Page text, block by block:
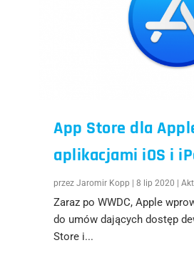
App Store dla
aplikacjami iOS i
przezJaromir Kopp |8 lip 2020 |
Zaraz po WWDC, Apple
do umów dających dostęp
Store i...